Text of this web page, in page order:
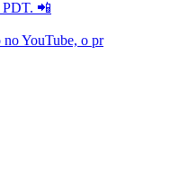
YouTube, o pr